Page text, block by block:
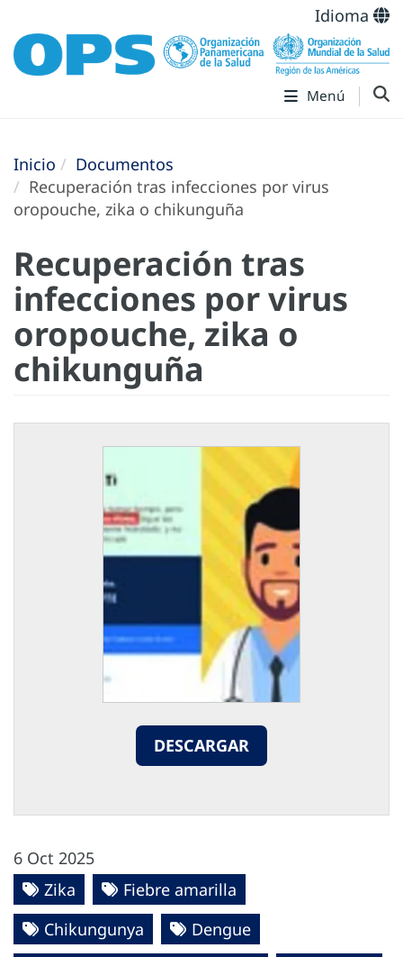
Idioma
Menú
Inicio
Documentos
Recuperación tras infecciones por virus
oropouche, zika o chikunguña
Recuperación tras
infecciones por virus
oropouche, zika o
chikunguña
DESCARGAR
6 Oct 2025
Zika
Fiebre amarilla
Chikungunya
Dengue